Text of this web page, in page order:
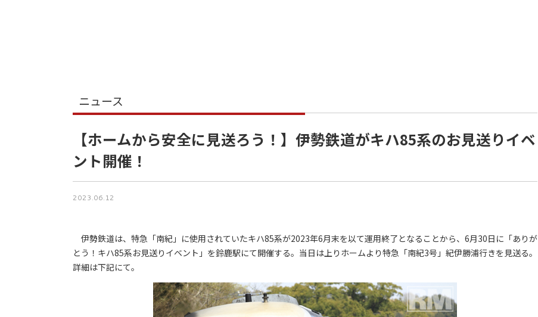
ニュース
【ホームから安全に見送ろう！】伊勢鉄道がキハ85系のお見送りイベ
ント開催！
2023.06.12
伊勢鉄道は、特急「南紀」に使用されていたキハ85系が2023年6月末を以て運用終了となることから、6月30日に「ありが
とう！キハ85系お見送りイベント」を鈴鹿駅にて開催する。当日は上りホームより特急「南紀3号」紀伊勝浦行きを見送る。
詳細は下記にて。